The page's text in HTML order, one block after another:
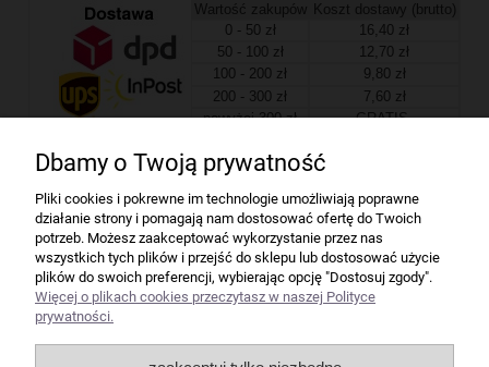
Wartość zakupów
Koszt dostawy (brutto)
0 - 50 zł
16,40 zł
50 - 100 zł
12,70 zł
100 - 200 zł
9,80 zł
200 - 300 zł
7,60 zł
powyżej 300 zł
GRATIS
Firma
Bindownice wg producentów
Niszczarki wg producentów
Dbamy o Twoją prywatność
Pliki cookies i pokrewne im technologie umożliwiają poprawne
działanie strony i pomagają nam dostosować ofertę do Twoich
potrzeb. Możesz zaakceptować wykorzystanie przez nas
wszystkich tych plików i przejść do sklepu lub dostosować użycie
plików do swoich preferencji, wybierając opcję "Dostosuj zgody".
Więcej o plikach cookies przeczytasz w naszej Polityce
prywatności.